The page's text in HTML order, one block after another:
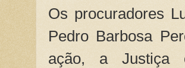
Os procuradores
Pedro Barbosa
ação, a Justiça